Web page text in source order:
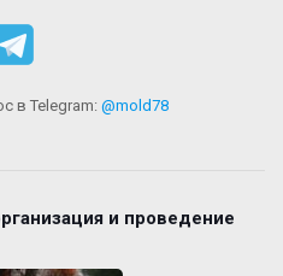
в Telegram: @mold78
и проведение